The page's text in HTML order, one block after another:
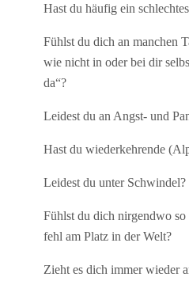
Hast du häufig ein
Fühlst du dich an manchen
wie nicht in oder bei dir
da“?
Leidest du an Angst- und
Hast du wiederkehrende
Leidest du unter Schwindel?
Fühlst du dich nirgendwo
fehl am Platz in der Welt?
Zieht es dich immer wieder